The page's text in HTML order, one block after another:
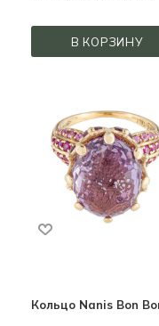
В КОРЗИНУ
Кольцо Nanis Bon